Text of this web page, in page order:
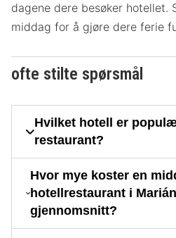
dagene dere besøker hotellet.
middag for å gjøre dere ferie
ofte stilte spørsmål
Hvilket hotell er
restaurant?
Hvor mye koster en
hotellrestaurant i
gjennomsnitt?